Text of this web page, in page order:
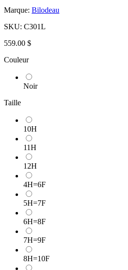
Marque: Bilodeau
SKU: C301L
559.00 $
Couleur
Noir
Taille
10H
11H
12H
4H=6F
5H=7F
6H=8F
7H=9F
8H=10F